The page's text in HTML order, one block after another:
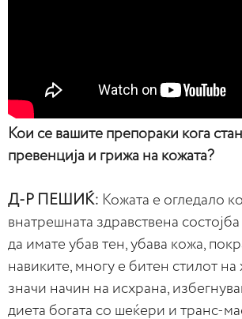
Кои се вашите препораки кога
превенција и грижа на кожата?
Д-Р ПЕШИЌ: Кожата е огледало
внатрешната здравствена
да имате убав тен, убава кожа,
навиките, многу е битен стилот на
значи начин на исхрана,
диета богата со шеќери и транс-